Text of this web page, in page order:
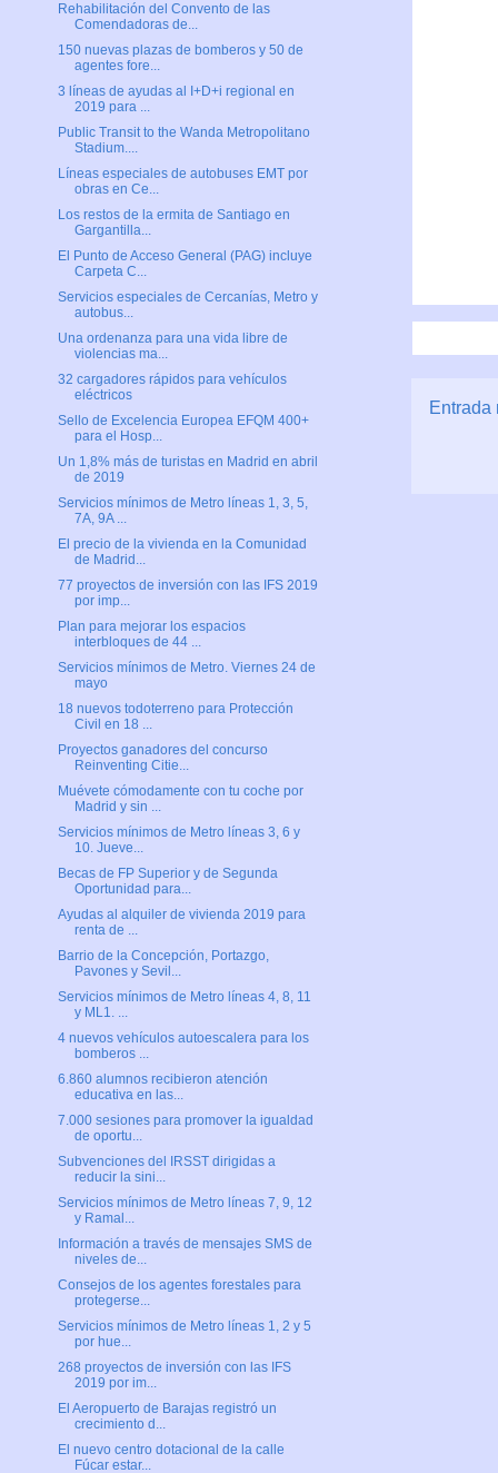
Entrada
Rehabilitación del Convento de las
Comendadoras de...
150 nuevas plazas de bomberos y 50 de
agentes fore...
3 líneas de ayudas al I+D+i regional en
2019 para ...
Public Transit to the Wanda Metropolitano
Stadium....
Líneas especiales de autobuses EMT por
obras en Ce...
Los restos de la ermita de Santiago en
Gargantilla...
El Punto de Acceso General (PAG) incluye
Carpeta C...
Servicios especiales de Cercanías, Metro y
autobus...
Una ordenanza para una vida libre de
violencias ma...
32 cargadores rápidos para vehículos
eléctricos
Sello de Excelencia Europea EFQM 400+
para el Hosp...
Un 1,8% más de turistas en Madrid en abril
de 2019
Servicios mínimos de Metro líneas 1, 3, 5,
7A, 9A ...
El precio de la vivienda en la Comunidad
de Madrid...
77 proyectos de inversión con las IFS 2019
por imp...
Plan para mejorar los espacios
interbloques de 44 ...
Servicios mínimos de Metro. Viernes 24 de
mayo
18 nuevos todoterreno para Protección
Civil en 18 ...
Proyectos ganadores del concurso
Reinventing Citie...
Muévete cómodamente con tu coche por
Madrid y sin ...
Servicios mínimos de Metro líneas 3, 6 y
10. Jueve...
Becas de FP Superior y de Segunda
Oportunidad para...
Ayudas al alquiler de vivienda 2019 para
renta de ...
Barrio de la Concepción, Portazgo,
Pavones y Sevil...
Servicios mínimos de Metro líneas 4, 8, 11
y ML1. ...
4 nuevos vehículos autoescalera para los
bomberos ...
6.860 alumnos recibieron atención
educativa en las...
7.000 sesiones para promover la igualdad
de oportu...
Subvenciones del IRSST dirigidas a
reducir la sini...
Servicios mínimos de Metro líneas 7, 9, 12
y Ramal...
Información a través de mensajes SMS de
niveles de...
Consejos de los agentes forestales para
protegerse...
Servicios mínimos de Metro líneas 1, 2 y 5
por hue...
268 proyectos de inversión con las IFS
2019 por im...
El Aeropuerto de Barajas registró un
crecimiento d...
El nuevo centro dotacional de la calle
Fúcar estar...